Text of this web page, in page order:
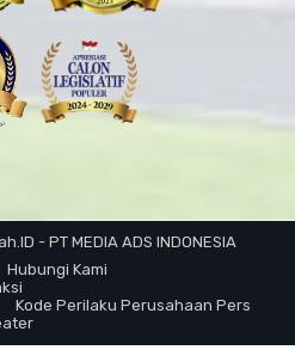
- PT MEDIA ADS INDONESIA
Hubungi Kami
Kode Perilaku Perusahaan Pers